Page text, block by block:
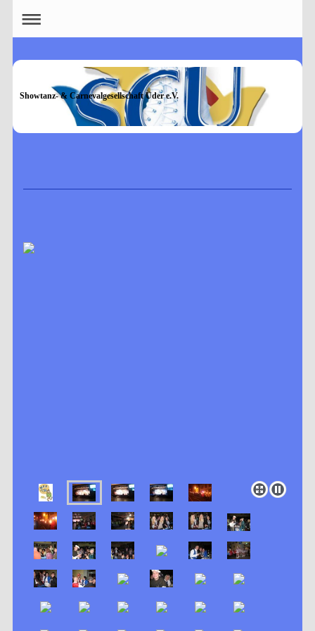
Showtanz- & Carnevalgesellschaft Uder e.V.